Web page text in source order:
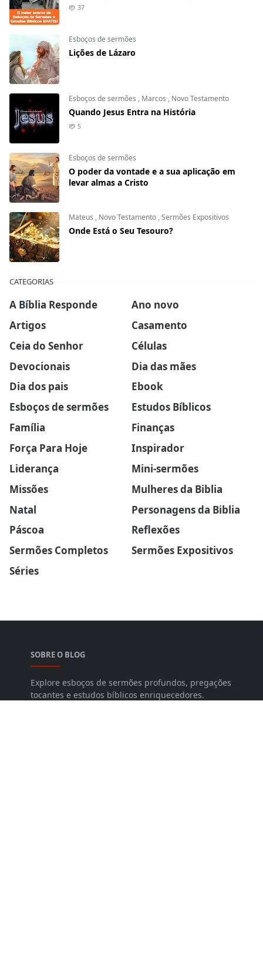
37
Esboços de sermões
Lições de Lázaro
Esboços de sermões , Marcos , Novo Testamento
Quando Jesus Entra na História
5
Esboços de sermões
O poder da vontade e a sua aplicação em
levar almas a Cristo
Mateus , Novo Testamento ,Sermões Expositivos
Onde Está o Seu Tesouro?
CATEGORIAS
A Bíblia Responde
Ano novo
Artigos
Casamento
Ceia do Senhor
Células
Devocionais
Dia das mães
Dia dos pais
Ebook
Esboços de sermões
Estudos Bíblicos
Família
Finanças
Força Para Hoje
Inspirador
Liderança
Mini-sermões
Missões
Mulheres da Biblia
Natal
Personagens da Biblia
Páscoa
Reflexões
Sermões Completos
Sermões Expositivos
Séries
SOBRE O BLOG
Explore esboços de sermões profundos, pregações
tocantes e estudos bíblicos enriquecedores.